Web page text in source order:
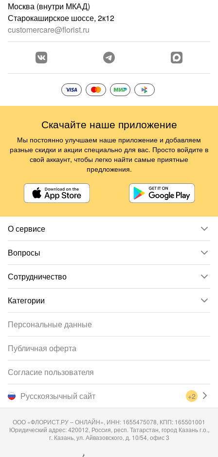
О сервисе
Вопросы
Сотрудничество
Категории
Москва (внутри МКАД)
Старокаширское шоссе, 2к12
customercare@florist.ru
Русскоязычный сайт +2
Персональные данные
Публичная оферта
Согласие пользователя
ООО «ФЛОРИСТ.РУ – ОНЛАЙН», ИНН: 1655475078, КПП: 165501001
Юридический адрес: 420012, Россия, респ. Татарстан, город Казань г.о.,
г. Казань, ул. Айвазовского, д. 10/54, офис 3
Скачайте наше приложение
Мы постоянно улучшаем наше приложение и добавляем
разные скидки и акции специально для вас. Просто войдите в
свой аккаунт, чтобы легко найти самые приятные
предложения.